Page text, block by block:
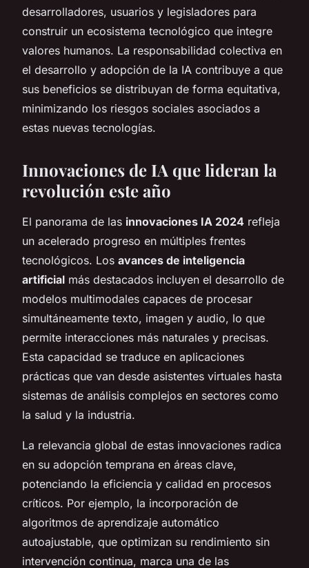
desarrolladores, usuarios y legisladores para
construir un ecosistema tecnológico que integre
valores humanos. La responsabilidad colectiva en
el desarrollo y adopción de la IA contribuye a que
sus beneficios se distribuyan de forma equitativa,
minimizando los riesgos sociales asociados a
estas nuevas tecnologías.
Innovaciones de IA que lideran la
revolución este año
El panorama de las innovaciones IA 2024 refleja
un acelerado progreso en múltiples frentes
tecnológicos. Los avances de inteligencia
artificial más destacados incluyen el desarrollo de
modelos multimodales capaces de procesar
simultáneamente texto, imagen y audio, lo que
permite interacciones más naturales y precisas.
Esta capacidad se traduce en aplicaciones
prácticas que van desde asistentes virtuales hasta
sistemas de análisis complejos en sectores como
la salud y la industria.
La relevancia global de estas innovaciones radica
en su adopción temprana en áreas clave,
potenciando la eficiencia y calidad en procesos
críticos. Por ejemplo, la incorporación de
algoritmos de aprendizaje automático
autoajustable, que optimizan su rendimiento sin
intervención continua, marca una de las